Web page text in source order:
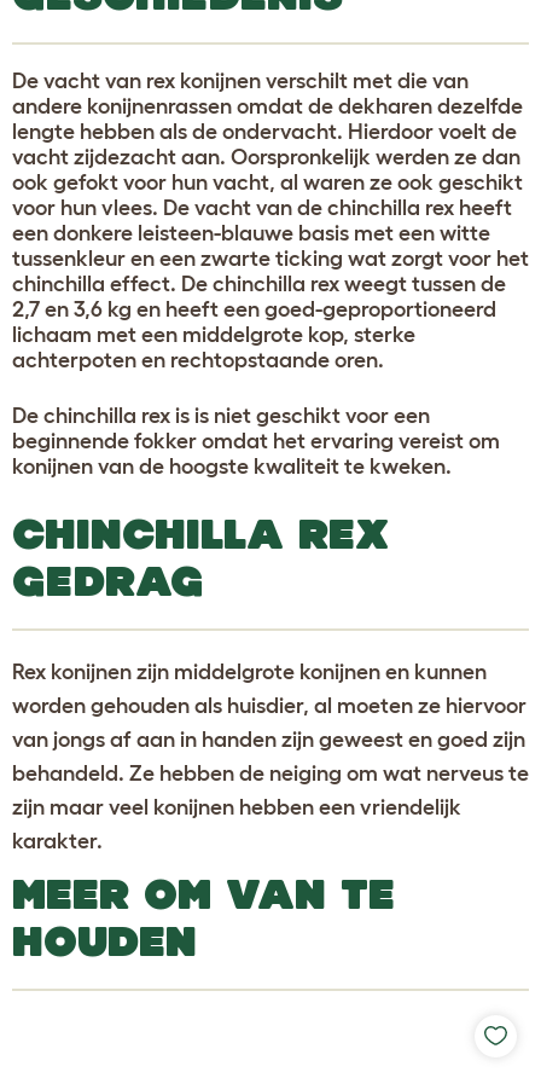
De vacht van rex konijnen verschilt met die van
andere konijnenrassen omdat de dekharen dezelfde
lengte hebben als de ondervacht. Hierdoor voelt de
vacht zijdezacht aan. Oorspronkelijk werden ze dan
ook gefokt voor hun vacht, al waren ze ook geschikt
voor hun vlees. De vacht van de chinchilla rex heeft
een donkere leisteen-blauwe basis met een witte
tussenkleur en een zwarte ticking wat zorgt voor het
chinchilla effect. De chinchilla rex weegt tussen de
2,7 en 3,6 kg en heeft een goed-geproportioneerd
lichaam met een middelgrote kop, sterke
achterpoten en rechtopstaande oren.
De chinchilla rex is is niet geschikt voor een
beginnende fokker omdat het ervaring vereist om
konijnen van de hoogste kwaliteit te kweken.
CHINCHILLA REX
GEDRAG
Rex konijnen zijn middelgrote konijnen en kunnen
worden gehouden als huisdier, al moeten ze hiervoor
van jongs af aan in handen zijn geweest en goed zijn
behandeld. Ze hebben de neiging om wat nerveus te
zijn maar veel konijnen hebben een vriendelijk
karakter.
MEER OM VAN TE
HOUDEN